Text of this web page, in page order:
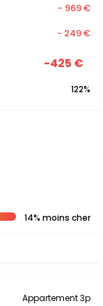
- 969 €
- 249 €
-425 €
122%
14% moins cher
Appartement 3p